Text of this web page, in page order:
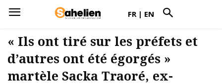
FR | EN
« Ils ont tiré sur les préfets et
d’autres ont été égorgés »
martèle Sacka Traoré, ex-